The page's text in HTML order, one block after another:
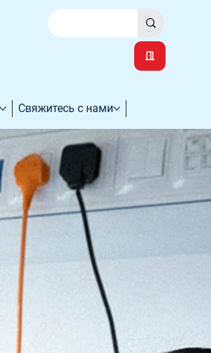
Свяжитесь с нами